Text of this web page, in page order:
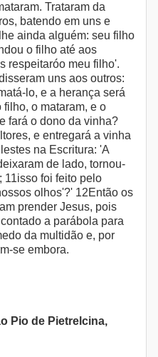
Trataram da
batendo em uns e
ainda alguém: seu filho
o filho até aos
respeitaróo meu filho'.
uns aos outros:
lo, e a herança será
o mataram, e o
fará o dono da vinha?
e entregará a vinha
na Escritura: 'A
de lado, tornou-
11isso foi feito pelo
olhos'?' 12Então os
prender Jesus, pois
a parábola para
da multidão e, por
se embora.
Pio de Pietrelcina,